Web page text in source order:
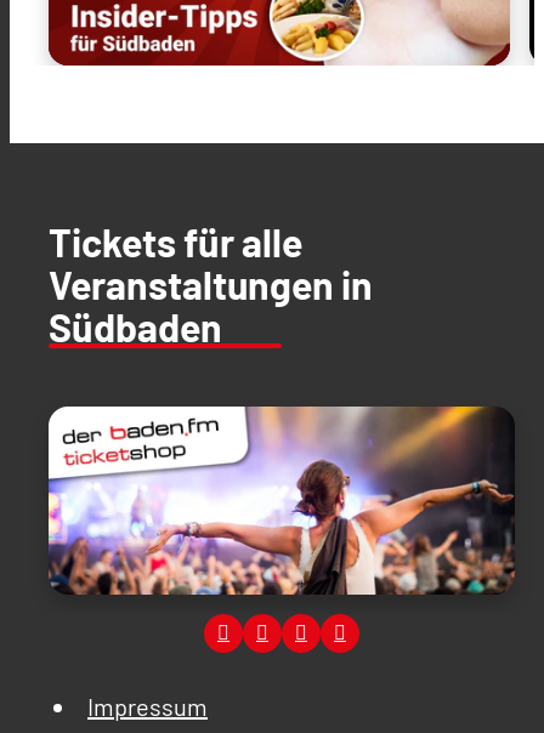
Tickets für alle
Veranstaltungen in
Südbaden
Impressum